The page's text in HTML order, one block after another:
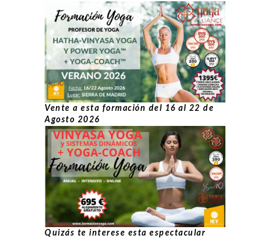
Vente a esta formación del 16 al 22 de
Agosto 2026
Quizás te interese esta espectacular